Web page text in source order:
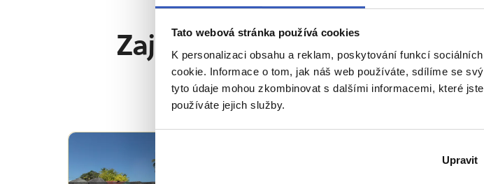
Tato webová stránka používá cookies
K personalizaci obsahu a reklam, poskytování funkcí
cookie. Informace o tom, jak náš web používáte, sdílíme se
tyto údaje mohou zkombinovat s dalšími informacemi, které
používáte jejich služby.
Upravit
Zajímavosti v Dominikánské